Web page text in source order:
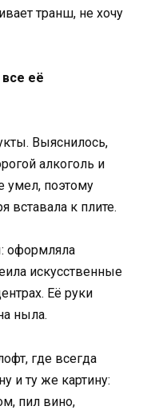
транш, не хочу
её
Выяснилось,
алкоголь и
умел, поэтому
вставала к плите.
оформляла
искусственные
Её руки
ныла.
где всегда
и ту же картину:
пил вино,